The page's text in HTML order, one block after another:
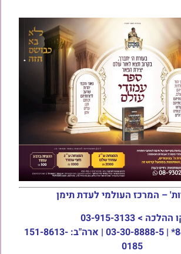
– המרכז העולמי לעדת תימן
ההלכה > 03-915-3133
8416* | 03-30-8888-5 | ארה"ב: 151-8613-
0185